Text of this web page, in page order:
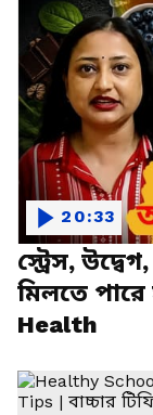
স্ট্রেস,
মিলতে
Health
20:33